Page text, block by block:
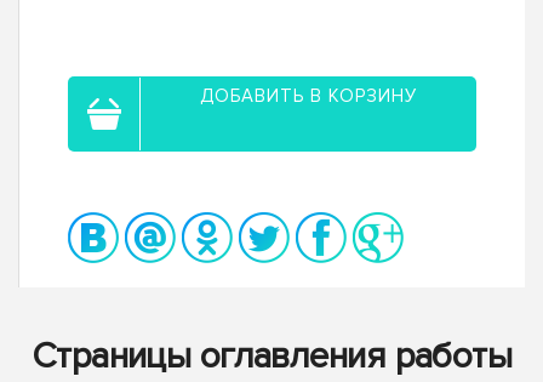
ДОБАВИТЬ В КОРЗИНУ
Страницы оглавления работы